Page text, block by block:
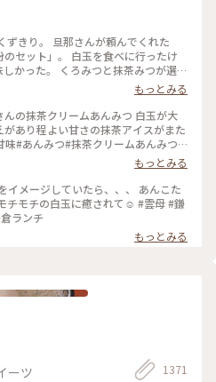
ずきり。 旦那さんが頼んでくれた
のセット」。 白玉を食べに行ったけ
かった。 くろみつと抹茶みつが選べ
て行ったら、30分も待たずに入れ
けど、席についてから出てくるまで
たい1時間。 1時間くらいなら、並
母#白玉#お
じめての鎌倉
もっとみる
の抹茶クリームあんみつ 白玉が大
あり程よい甘さの抹茶アイスがまた
#あんみつ#抹茶クリームあんみつ#
もっとみる
イメージしていたら、、、 あんこた
チモチの白玉に癒されて☺️ #雲母 #鎌
ランチ
もっとみる
ーツ 1371